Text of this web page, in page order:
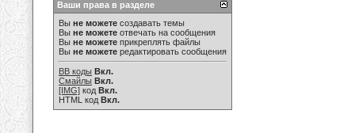
Ваши права в разделе
Вы не можете создавать темы
Вы не можете отвечать на сообщения
Вы не можете прикреплять файлы
Вы не можете редактировать сообщения
BB коды Вкл.
Смайлы Вкл.
[IMG] код Вкл.
HTML код Вкл.